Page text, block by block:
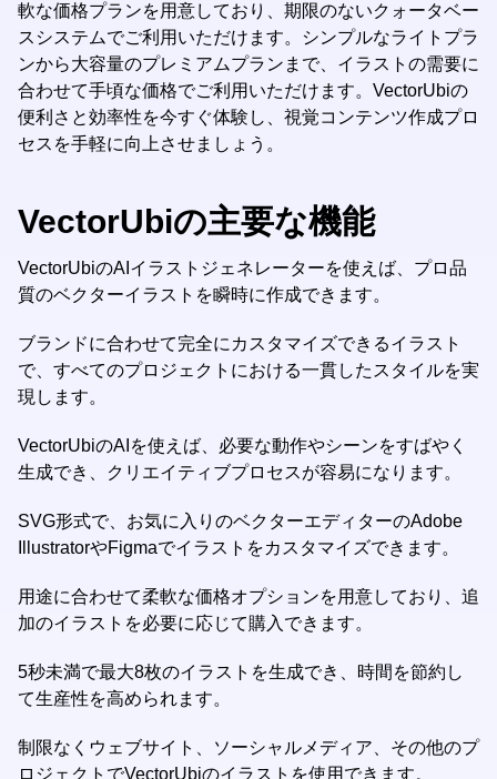
軟な価格プランを用意しており、期限のないクォータベー
スシステムでご利用いただけます。シンプルなライトプラ
ンから大容量のプレミアムプランまで、イラストの需要に
合わせて手頃な価格でご利用いただけます。VectorUbiの
便利さと効率性を今すぐ体験し、視覚コンテンツ作成プロ
セスを手軽に向上させましょう。
VectorUbiの主要な機能
VectorUbiのAIイラストジェネレーターを使えば、プロ品
質のベクターイラストを瞬時に作成できます。
ブランドに合わせて完全にカスタマイズできるイラスト
で、すべてのプロジェクトにおける一貫したスタイルを実
現します。
VectorUbiのAIを使えば、必要な動作やシーンをすばやく
生成でき、クリエイティブプロセスが容易になります。
SVG形式で、お気に入りのベクターエディターのAdobe
IllustratorやFigmaでイラストをカスタマイズできます。
用途に合わせて柔軟な価格オプションを用意しており、追
加のイラストを必要に応じて購入できます。
5秒未満で最大8枚のイラストを生成でき、時間を節約し
て生産性を高められます。
制限なくウェブサイト、ソーシャルメディア、その他のプ
ロジェクトでVectorUbiのイラストを使用できます。